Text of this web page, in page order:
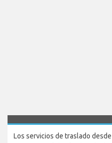
Los servicios de traslado